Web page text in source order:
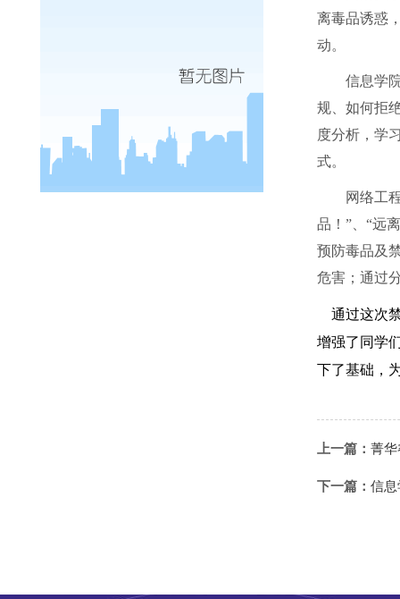
离毒品诱惑
动。
信息学
规、如何拒
度分析，学
式。
网络工
品！”、“远
预防毒品及
危害；通过
通过这次
增强了同学
下了基础，
上一篇： 菁
下一篇： 信